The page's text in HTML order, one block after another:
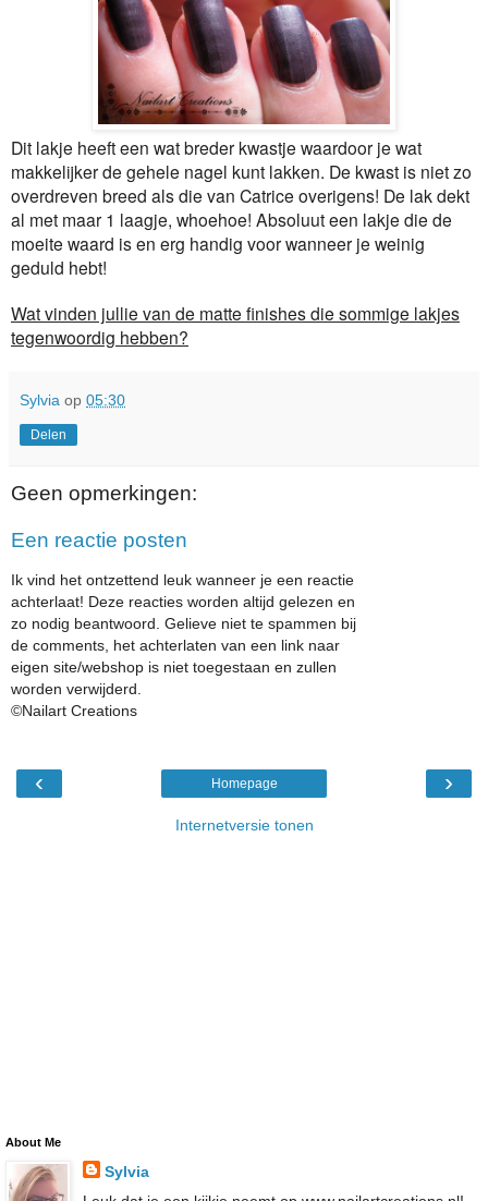
Dit lakje heeft een wat breder kwastje waardoor je wat
makkelijker de gehele nagel kunt lakken. De kwast is niet zo
overdreven breed als die van Catrice overigens! De lak dekt
al met maar 1 laagje, whoehoe! Absoluut een lakje die de
moeite waard is en erg handig voor wanneer je weinig
geduld hebt!
Wat vinden jullie van de matte finishes die sommige lakjes
tegenwoordig hebben?
Sylvia op 05:30
Delen
Geen opmerkingen:
Een reactie posten
Ik vind het ontzettend leuk wanneer je een reactie
achterlaat! Deze reacties worden altijd gelezen en
zo nodig beantwoord. Gelieve niet te spammen bij
de comments, het achterlaten van een link naar
eigen site/webshop is niet toegestaan en zullen
worden verwijderd.
©Nailart Creations
‹ ›
Homepage
Internetversie tonen
About Me
Sylvia